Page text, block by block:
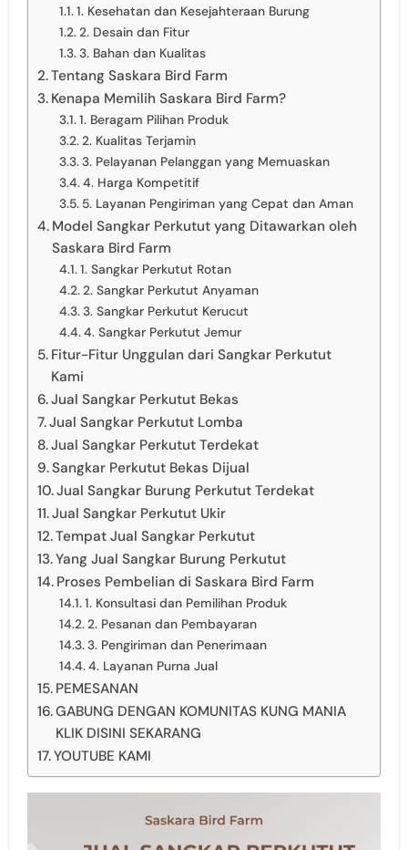
1. Kesehatan dan Kesejahteraan Burung
2. Desain dan Fitur
3. Bahan dan Kualitas
Tentang Saskara Bird Farm
Kenapa Memilih Saskara Bird Farm?
1. Beragam Pilihan Produk
2. Kualitas Terjamin
3. Pelayanan Pelanggan yang Memuaskan
4. Harga Kompetitif
5. Layanan Pengiriman yang Cepat dan Aman
Model Sangkar Perkutut yang Ditawarkan oleh
Saskara Bird Farm
1. Sangkar Perkutut Rotan
2. Sangkar Perkutut Anyaman
3. Sangkar Perkutut Kerucut
4. Sangkar Perkutut Jemur
Fitur-Fitur Unggulan dari Sangkar Perkutut
Kami
Jual Sangkar Perkutut Bekas
Jual Sangkar Perkutut Lomba
Jual Sangkar Perkutut Terdekat
Sangkar Perkutut Bekas Dijual
Jual Sangkar Burung Perkutut Terdekat
Jual Sangkar Perkutut Ukir
Tempat Jual Sangkar Perkutut
Yang Jual Sangkar Burung Perkutut
Proses Pembelian di Saskara Bird Farm
1. Konsultasi dan Pemilihan Produk
2. Pesanan dan Pembayaran
3. Pengiriman dan Penerimaan
4. Layanan Purna Jual
PEMESANAN
GABUNG DENGAN KOMUNITAS KUNG MANIA
KLIK DISINI SEKARANG
YOUTUBE KAMI